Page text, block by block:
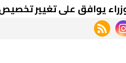
على تغيير تخصيص قطع
rss feed